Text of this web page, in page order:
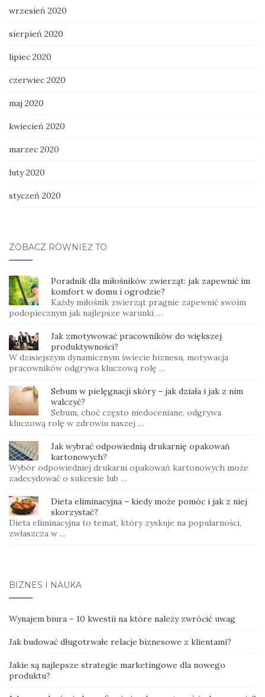
wrzesień 2020
sierpień 2020
lipiec 2020
czerwiec 2020
maj 2020
kwiecień 2020
marzec 2020
luty 2020
styczeń 2020
ZOBACZ RÓWNIEŻ TO
Poradnik dla miłośników zwierząt: jak zapewnić im
komfort w domu i ogrodzie?
Każdy miłośnik zwierząt pragnie zapewnić swoim
podopiecznym jak najlepsze warunki …
Jak zmotywować pracowników do większej
produktywności?
W dzisiejszym dynamicznym świecie biznesu, motywacja
pracowników odgrywa kluczową rolę …
Sebum w pielęgnacji skóry – jak działa i jak z nim
walczyć?
Sebum, choć często niedoceniane, odgrywa
kluczową rolę w zdrowiu naszej …
Jak wybrać odpowiednią drukarnię opakowań
kartonowych?
Wybór odpowiedniej drukarni opakowań kartonowych może
zadecydować o sukcesie lub …
Dieta eliminacyjna – kiedy może pomóc i jak z niej
skorzystać?
Dieta eliminacyjna to temat, który zyskuje na popularności,
zwłaszcza w …
BIZNES I NAUKA
Wynajem biura – 10 kwestii na które należy zwrócić uwag
Jak budować długotrwałe relacje biznesowe z klientami?
Jakie są najlepsze strategie marketingowe dla nowego
produktu?